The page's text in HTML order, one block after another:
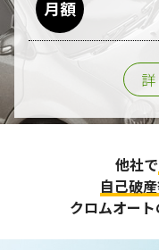
第三者への提供
個人情報は、ご本人
る場合を除き、第三
個人情報の管理
失、破壊、改ざん及
に努め、合理的な安
また、個人情報保護
するとともに、この
定め、その内容を継続
月額
他社で
自己破
クロムオー